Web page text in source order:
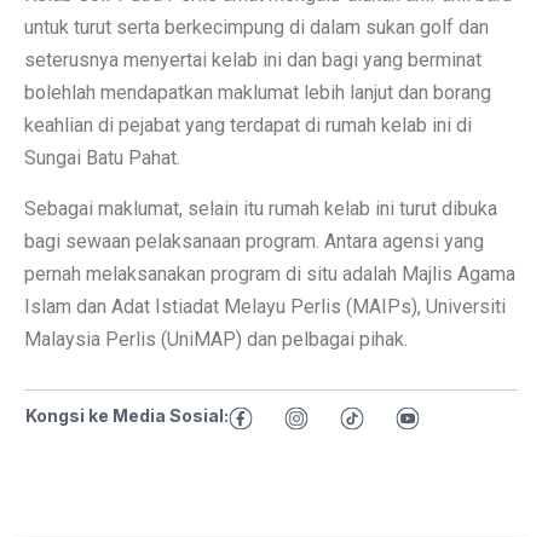
untuk turut serta berkecimpung di dalam sukan golf dan
seterusnya menyertai kelab ini dan bagi yang berminat
bolehlah mendapatkan maklumat lebih lanjut dan borang
keahlian di pejabat yang terdapat di rumah kelab ini di
Sungai Batu Pahat.
Sebagai maklumat, selain itu rumah kelab ini turut dibuka
bagi sewaan pelaksanaan program. Antara agensi yang
pernah melaksanakan program di situ adalah Majlis Agama
Islam dan Adat Istiadat Melayu Perlis (MAIPs), Universiti
Malaysia Perlis (UniMAP) dan pelbagai pihak.
Kongsi ke Media Sosial: